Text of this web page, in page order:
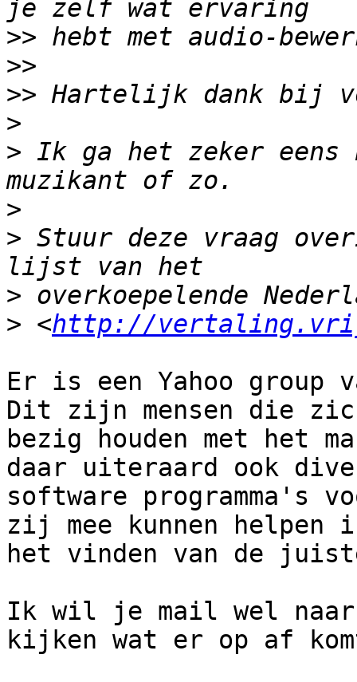
>>
>>
>>
>
> Ik ga het zeker eens
>
> Stuur deze vraag
>
> <http://
Er is een Yahoo group
Dit zijn mensen die
bezig houden met het
daar uiteraard ook
software programma's
zij mee kunnen helpen
het vinden van de
Ik wil je mail wel
kijken wat er op af